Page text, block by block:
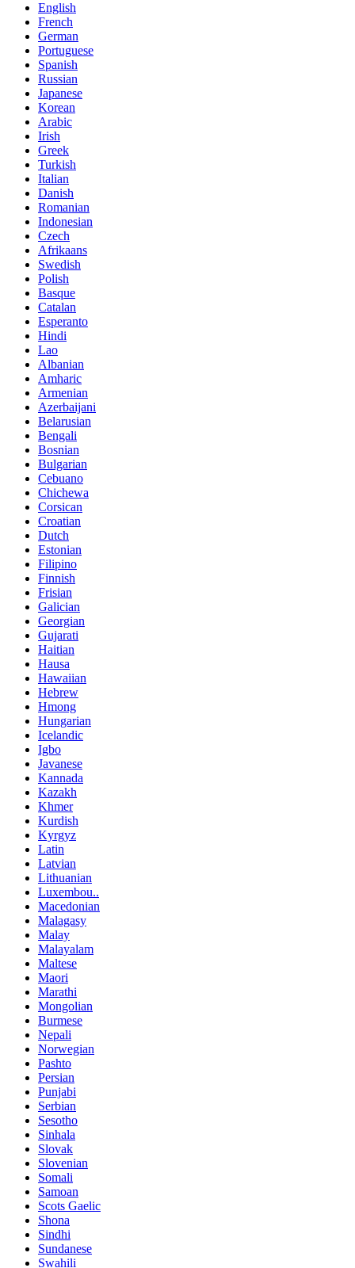
English
French
German
Portuguese
Spanish
Russian
Japanese
Korean
Arabic
Irish
Greek
Turkish
Italian
Danish
Romanian
Indonesian
Czech
Afrikaans
Swedish
Polish
Basque
Catalan
Esperanto
Hindi
Lao
Albanian
Amharic
Armenian
Azerbaijani
Belarusian
Bengali
Bosnian
Bulgarian
Cebuano
Chichewa
Corsican
Croatian
Dutch
Estonian
Filipino
Finnish
Frisian
Galician
Georgian
Gujarati
Haitian
Hausa
Hawaiian
Hebrew
Hmong
Hungarian
Icelandic
Igbo
Javanese
Kannada
Kazakh
Khmer
Kurdish
Kyrgyz
Latin
Latvian
Lithuanian
Luxembou..
Macedonian
Malagasy
Malay
Malayalam
Maltese
Maori
Marathi
Mongolian
Burmese
Nepali
Norwegian
Pashto
Persian
Punjabi
Serbian
Sesotho
Sinhala
Slovak
Slovenian
Somali
Samoan
Scots Gaelic
Shona
Sindhi
Sundanese
Swahili